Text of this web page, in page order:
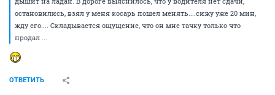
остановились, взял у меня косарь пошел менять....сижу уже 20 мин,
жду его.... Складывается ощущение, что он мне тачку только что
продал ...
ОТВЕТИТЬ